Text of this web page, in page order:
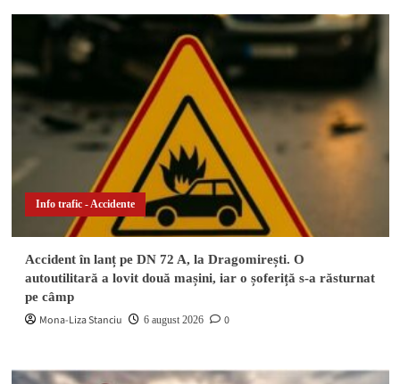
Info trafic - Accidente
Accident în lanț pe DN 72 A, la Dragomirești. O
autoutilitară a lovit două mașini, iar o șoferiță s-a răsturnat
pe câmp
Mona-Liza Stanciu 6 august 2026 0